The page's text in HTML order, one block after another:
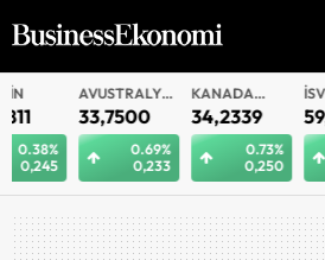
AVUSTRALYA
DOLARI
33,7500
0.69%
0,233
KANADA
DOLARI
34,2339
0.73%
0,250
İSVIÇRE
FRANKI
59,1179
0.82%
0,485